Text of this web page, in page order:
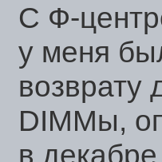
С Ф-
у меня
возврату
DIMMы,
в